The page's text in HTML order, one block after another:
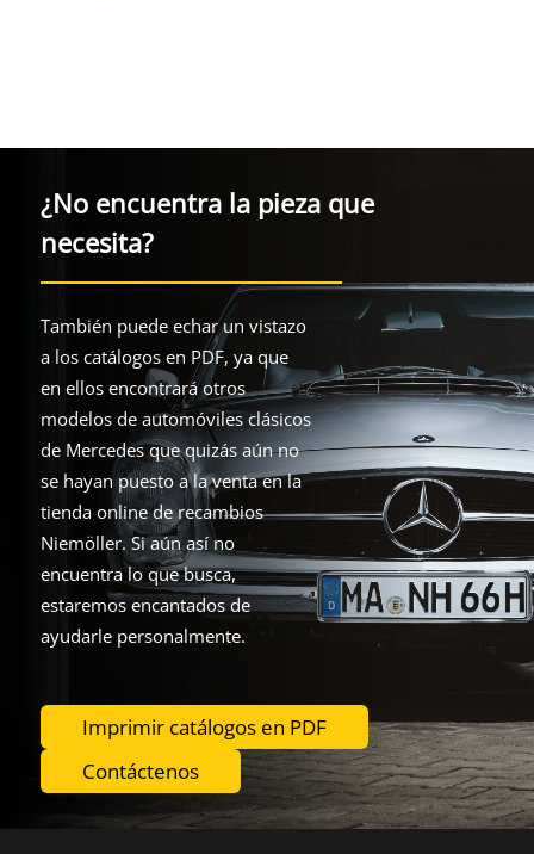
¿No encuentra la pieza que
necesita?
También puede echar un vistazo
a los catálogos en PDF, ya que
en ellos encontrará otros
modelos de automóviles clásicos
de Mercedes que quizás aún no
se hayan puesto a la venta en la
tienda online de recambios
Niemöller. Si aún así no
encuentra lo que busca,
estaremos encantados de
ayudarle personalmente.
Imprimir catálogos en PDF
Contáctenos